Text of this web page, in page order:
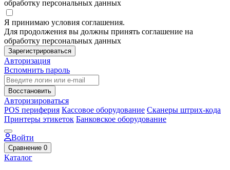
обработку персональных данных
Я принимаю условия соглашения.
Для продолжения вы должны принять соглашение на
обработку персональных данных
Зарегистрироваться
Авторизация
Вспомнить пароль
Восстановить
Авторизироваться
POS периферия Кассовое оборудование Сканеры штрих-кода
Принтеры этикеток Банковское оборудование
Войти
Сравнение 0
Каталог